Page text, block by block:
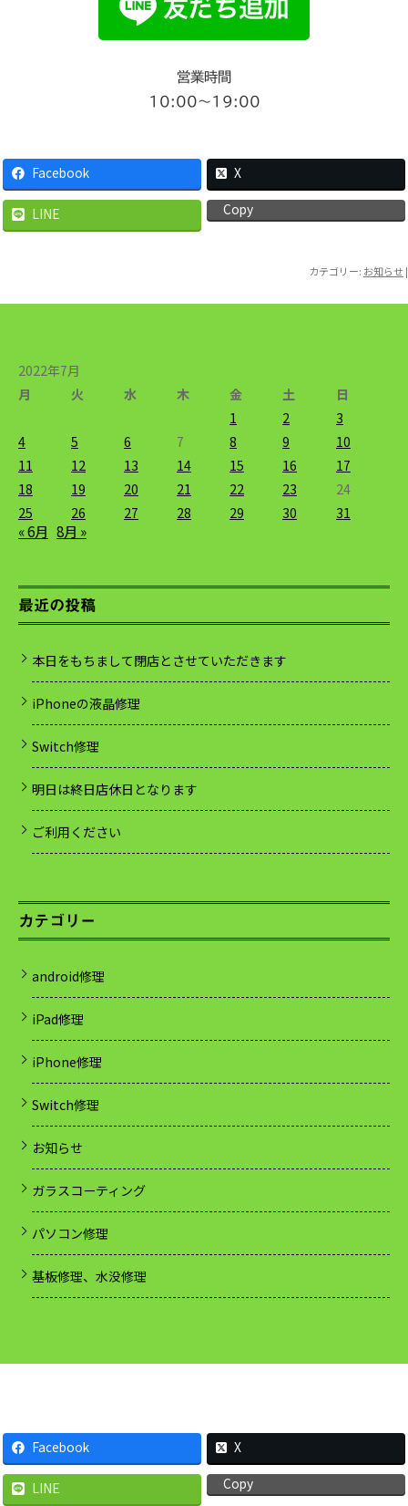
営業時間
10:00〜19:00
Facebook X
LINE Copy
カテゴリー: お知らせ |
2022年7月
月
火 水 木 金 土
日
1
2
3
4
5 6 7 8 9
10
11
12 13 14 15 16
17
18
19 20 21 22 23
24
25
26 27 28 29 30 31
« 6月 8月 »
最近の投稿
本日をもちまして閉店とさせていただきます
iPhoneの液晶修理
Switch修理
明日は終日店休日となります
ご利用ください
カテゴリー
android修理
iPad修理
iPhone修理
Switch修理
お知らせ
ガラスコーティング
パソコン修理
基板修理、水没修理